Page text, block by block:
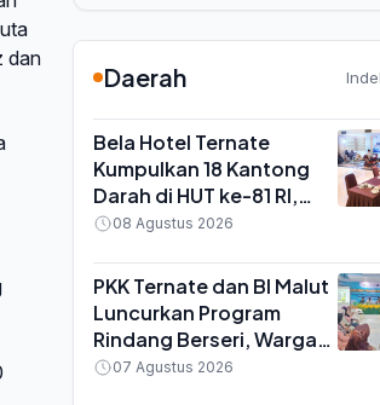
dan
Daerah
Bela Hotel Ternate
Kumpulkan 18 Kantong
Darah di HUT ke-81 RI,
Aksi Sosial Rutin Tiap 3
08 Agustus 2026
PKK Ternate dan BI Malut
Luncurkan Program
Rindang Berseri, Warga
Didorong Tanam Cabai
07 Agustus 2026